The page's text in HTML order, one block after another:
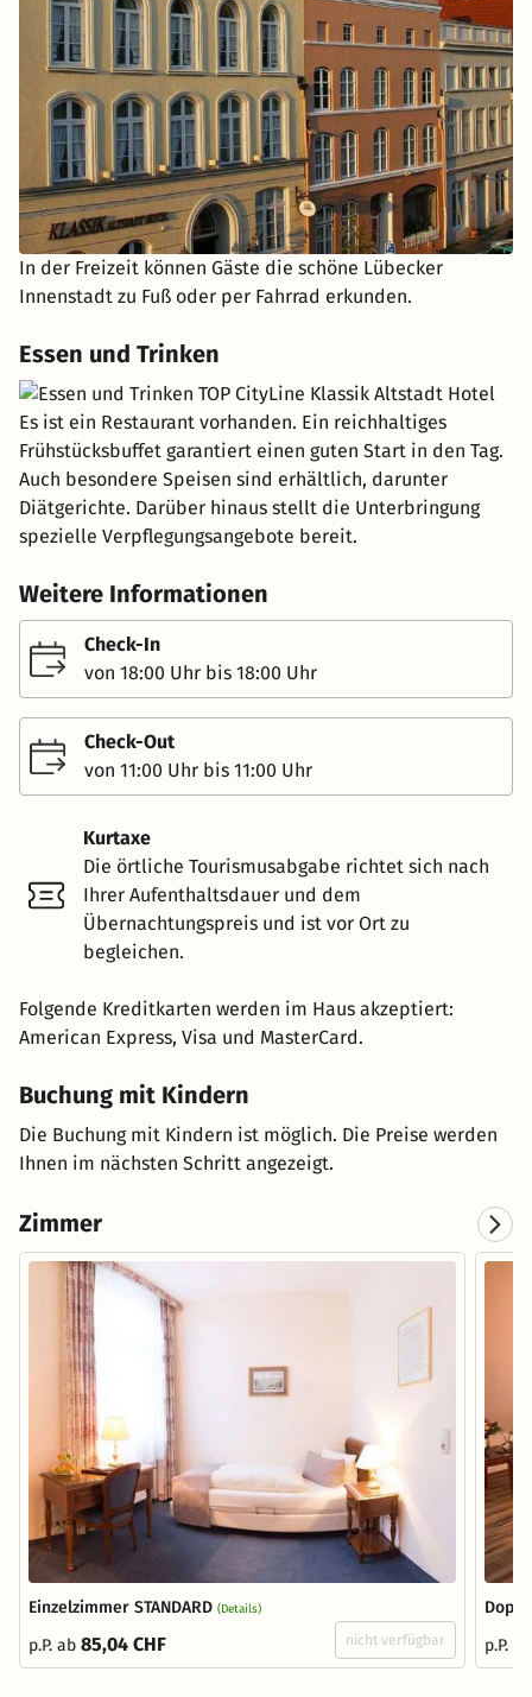
In der Freizeit können Gäste die schöne Lübecker
Innenstadt zu Fuß oder per Fahrrad erkunden.
Essen und Trinken
Es ist ein Restaurant vorhanden. Ein reichhaltiges
Frühstücksbuffet garantiert einen guten Start in den Tag.
Auch besondere Speisen sind erhältlich, darunter
Diätgerichte. Darüber hinaus stellt die Unterbringung
spezielle Verpflegungsangebote bereit.
Weitere Informationen
Check-In
von 18:00 Uhr bis 18:00 Uhr
Check-Out
von 11:00 Uhr bis 11:00 Uhr
Kurtaxe
Die örtliche Tourismusabgabe richtet sich nach
Ihrer Aufenthaltsdauer und dem
Übernachtungspreis und ist vor Ort zu
begleichen.
Folgende Kreditkarten werden im Haus akzeptiert:
American Express, Visa und MasterCard.
Buchung mit Kindern
Die Buchung mit Kindern ist möglich. Die Preise werden
Ihnen im nächsten Schritt angezeigt.
Zimmer
Einzelzimmer STANDARD (Details)
p.P. ab 85,04 CHF nicht verfügbar
p.P.